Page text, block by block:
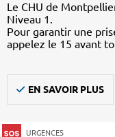
Le CHU de
Niveau 1.
Pour garantir une
appelez le 15 avant
EN SAVOIR PLUS
URGENCES